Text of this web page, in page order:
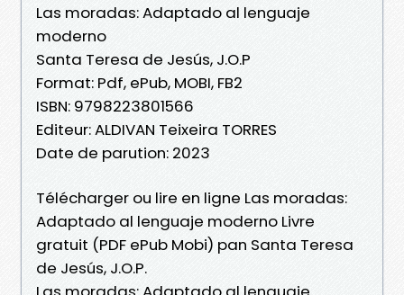
Las moradas: Adaptado al lenguaje
moderno
Santa Teresa de Jesús, J.O.P
Format: Pdf, ePub, MOBI, FB2
ISBN: 9798223801566
Editeur: ALDIVAN Teixeira TORRES
Date de parution: 2023
Télécharger ou lire en ligne Las moradas:
Adaptado al lenguaje moderno Livre
gratuit (PDF ePub Mobi) pan Santa Teresa
de Jesús, J.O.P.